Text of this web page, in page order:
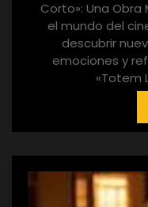
Corto»: Una
el mundo del
descubrir
emociones y
«Totem